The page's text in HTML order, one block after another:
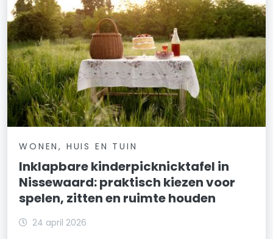
WONEN, HUIS EN TUIN
Inklapbare kinderpicknicktafel in
Nissewaard: praktisch kiezen voor
spelen, zitten en ruimte houden
24 april 2026